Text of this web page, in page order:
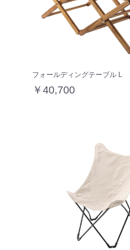
フォールディングテーブル L
￥40,700